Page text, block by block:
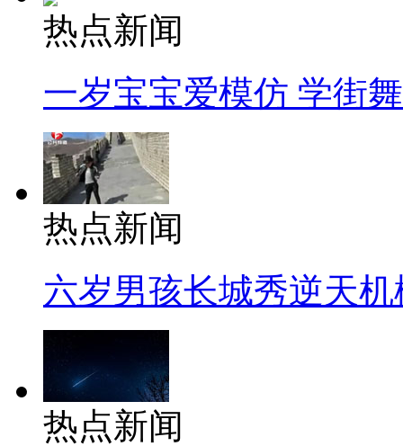
热点新闻
一岁宝宝爱模仿 学街
热点新闻
六岁男孩长城秀逆天机
热点新闻